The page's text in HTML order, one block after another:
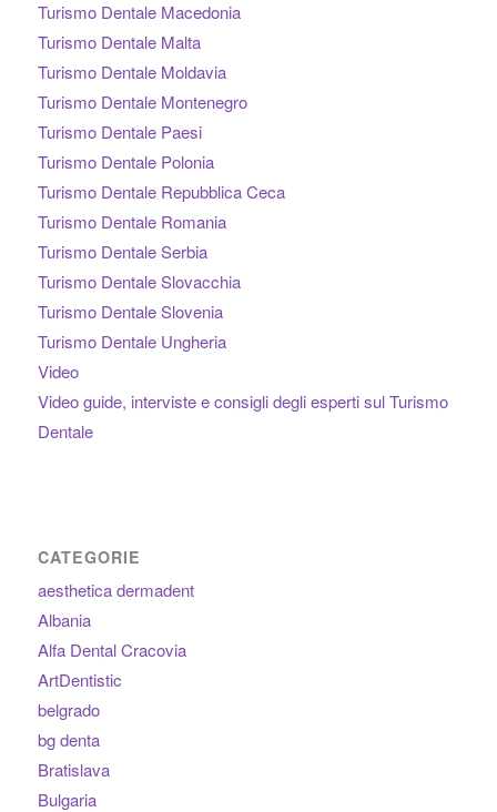
Turismo Dentale Macedonia
Turismo Dentale Malta
Turismo Dentale Moldavia
Turismo Dentale Montenegro
Turismo Dentale Paesi
Turismo Dentale Polonia
Turismo Dentale Repubblica Ceca
Turismo Dentale Romania
Turismo Dentale Serbia
Turismo Dentale Slovacchia
Turismo Dentale Slovenia
Turismo Dentale Ungheria
Video
Video guide, interviste e consigli degli esperti sul Turismo
Dentale
CATEGORIE
aesthetica dermadent
Albania
Alfa Dental Cracovia
ArtDentistic
belgrado
bg denta
Bratislava
Bulgaria